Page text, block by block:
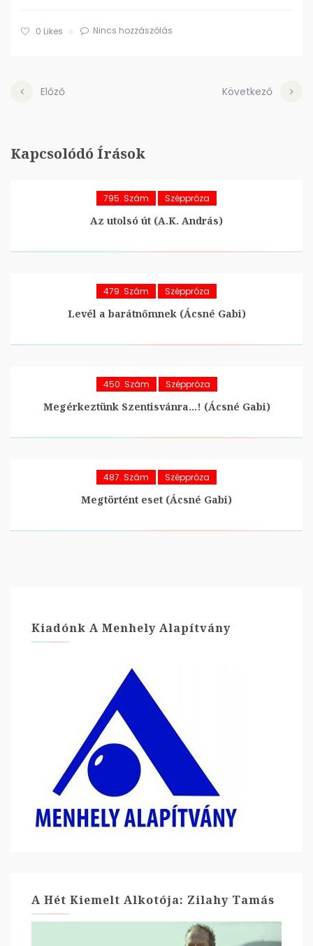
0 Likes Nincs hozzászólás
Előző Következő
Kapcsolódó Írások
795. Szám Széppróza
Az utolsó út (A.K. András)
479. Szám Széppróza
Levél a barátnőmnek (Ácsné Gabi)
450. Szám Széppróza
Megérkeztünk Szentisvánra…! (Ácsné Gabi)
487. Szám Széppróza
Megtörtént eset (Ácsné Gabi)
Kiadónk A Menhely Alapítvány
A Hét Kiemelt Alkotója: Zilahy Tamás